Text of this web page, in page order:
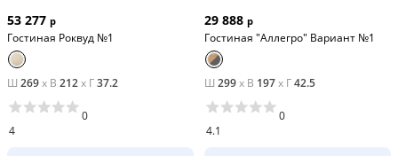
53 277 р
Гостиная Роквуд №1
Ш 269x В 212x Г37.2
4
0
29 888 р
Гостиная "Аллегро" Вариант №1
Ш 299x В 197x Г42.5
4.1
0